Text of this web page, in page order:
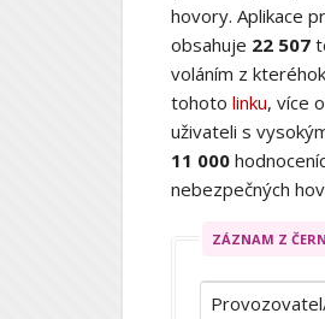
hovory. Aplikace
obsahuje 22 507
voláním z
tohoto linku, více
uživateli s
11 000
nebezpečných
ZÁZNAM Z